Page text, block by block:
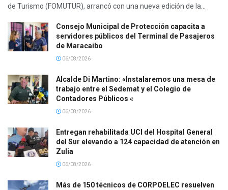
de Turismo (FOMUTUR), arrancó con una nueva edición de la...
Consejo Municipal de Protección capacita a
servidores públicos del Terminal de Pasajeros
de Maracaibo
06/08/2026
Alcalde Di Martino: «Instalaremos una mesa de
trabajo entre el Sedemat y el Colegio de
Contadores Públicos «
06/08/2026
Entregan rehabilitada UCI del Hospital General
del Sur elevando a 124 capacidad de atención en
Zulia
06/08/2026
Más de 150 técnicos de CORPOELEC resuelven